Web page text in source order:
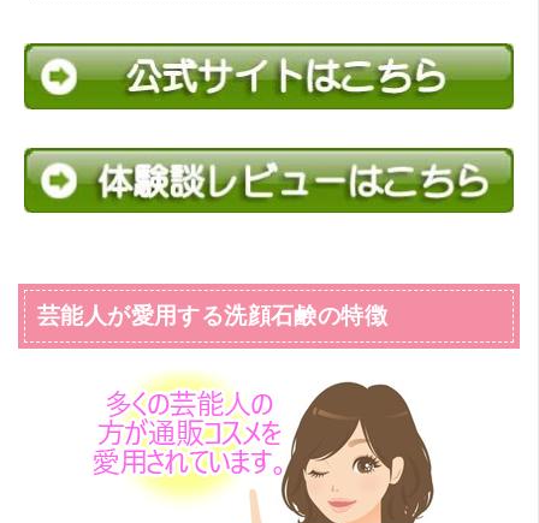
芸能人が愛用する洗顔石鹸の特徴